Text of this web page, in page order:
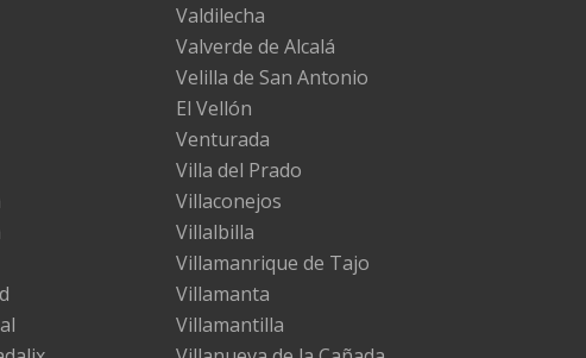
Valdilecha
Valverde de Alcalá
Velilla de San Antonio
El Vellón
Venturada
Villa del Prado
Villaconejos
Villalbilla
Villamanrique de Tajo
Villamanta
Villamantilla